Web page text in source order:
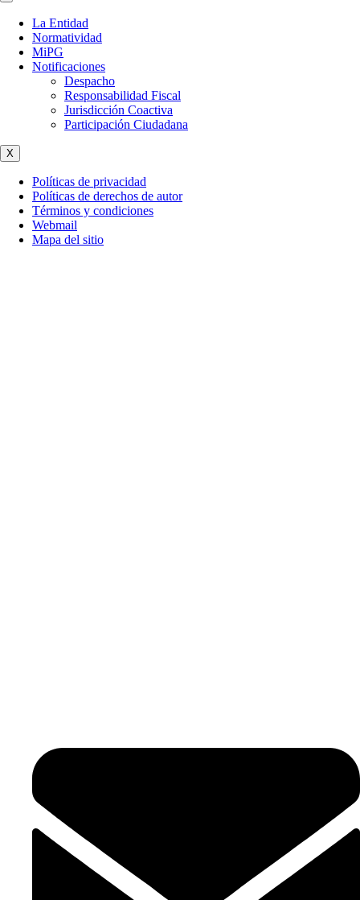
La Entidad
Normatividad
MiPG
Notificaciones
Despacho
Responsabilidad Fiscal
Jurisdicción Coactiva
Participación Ciudadana
X
Políticas de privacidad
Políticas de derechos de autor
Términos y condiciones
Webmail
Mapa del sitio